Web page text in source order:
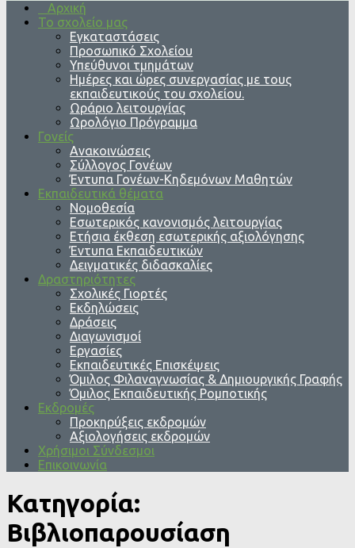
Αρχική
Το σχολείο μας
Εγκαταστάσεις
Προσωπικό Σχολείου
Υπεύθυνοι τμημάτων
Ημέρες και ώρες συνεργασίας με τους
εκπαιδευτικούς του σχολείου.
Ωράριο λειτουργίας
Ωρολόγιο Πρόγραμμα
Γονείς
Ανακοινώσεις
Σύλλογος Γονέων
Έντυπα Γονέων-Κηδεμόνων Μαθητών
Εκπαιδευτικά θέματα
Νομοθεσία
Εσωτερικός κανονισμός λειτουργίας
Ετήσια έκθεση εσωτερικής αξιολόγησης
Έντυπα Εκπαιδευτικών
Δειγματικές διδασκαλίες
Δραστηριότητες
Σχολικές Γιορτές
Εκδηλώσεις
Δράσεις
Διαγωνισμοί
Εργασίες
Εκπαιδευτικές Επισκέψεις
Όμιλος Φιλαναγνωσίας & Δημιουργικής Γραφής
Όμιλος Εκπαιδευτικής Ρομποτικής
Εκδρομές
Προκηρύξεις εκδρομών
Αξιολογήσεις εκδρομών
Χρήσιμοι Σύνδεσμοι
Επικοινωνία
Κατηγορία:
Βιβλιοπαρουσίαση